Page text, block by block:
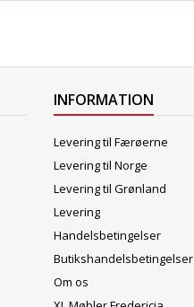
INFORMATION
Levering til Færøerne
Levering til Norge
Levering til Grønland
Levering
Handelsbetingelser
Butikshandelsbetingelser
Om os